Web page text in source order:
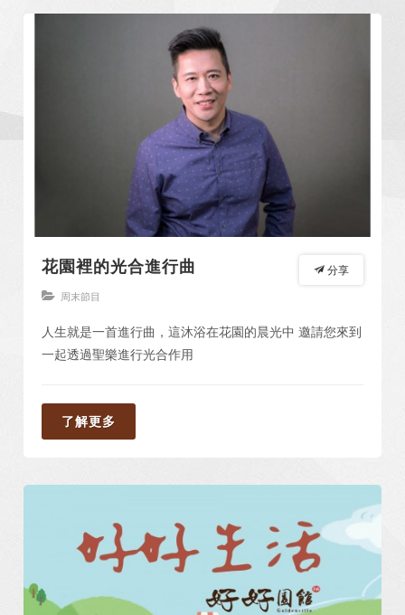
分享
花園裡的光合進行曲
周末節目
人生就是一首進行曲，這沐浴在花園的晨光中 邀請您來到
一起透過聖樂進行光合作用
了解更多